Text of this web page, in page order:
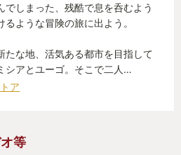
でしまった、残酷で息を呑むよう
ような冒険の旅に出よう。
たな地、活気ある都市を目指して
シアとユーゴ。そこで二人…
ア
等